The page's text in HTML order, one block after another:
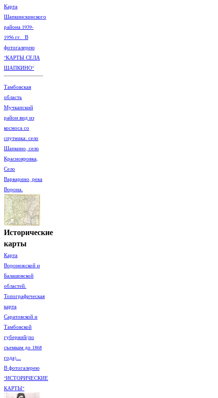
Карта
Шапкинскинского
района 1939-
1956 гг. В
фотогалерею
"КАРТЫ СЕЛА
ШАПКИНО"
Тамбовская
область
Мучкапский
район вид из
космоса со
спутника: село
Шапкино, село
Краснояровка,
Село
Варварино, река
Ворона.
Исторические
карты
Карта
Воронежской и
Балашовской
областей.
Топографическая
карта
Саратовской и
Тамбовской
губерний(по
съемкам до 1868
года)...
В фотогалерею
"ИСТОРИЧЕСКИЕ
КАРТЫ"